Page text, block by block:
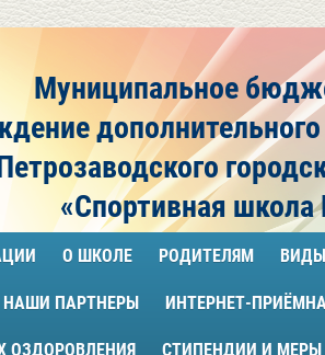
Муниципальное
«Спортивная
О ШКОЛЕ РОДИТЕЛЯМ
НАШИ ПАРТНЕРЫ ИНТЕРНЕТ-
ОЗДОРОВЛЕНИЯ СТИПЕНДИИ И